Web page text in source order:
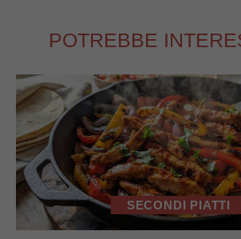
POTREBBE
SECONDI PIATTI